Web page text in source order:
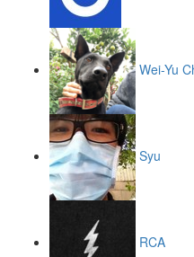
Wei-Yu
Syu
RCA